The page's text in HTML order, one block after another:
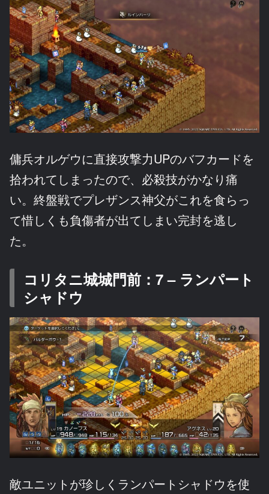
傭兵オルゲウに直接攻撃力UPのバフカードを
拾われてしまったので、必殺技がかなり痛
い。終盤戦でプレザンス神父がこれを食らっ
て惜しくも負傷者が出てしまい完封を逃し
た。
コリタニ城城門前：7 – ランパート
シャドウ
敵ユニットが珍しくランパートシャドウを使